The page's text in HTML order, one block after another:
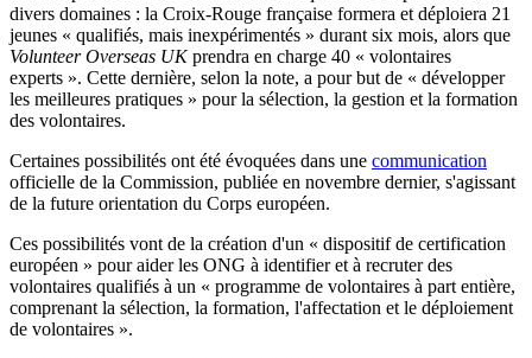
divers domaines : la Croix-Rouge française formera et déploiera 21
jeunes « qualifiés, mais inexpérimentés » durant six mois, alors que
Volunteer Overseas UKprendra en charge 40 « volontaires
experts ». Cette dernière, selon la note, a pour but de « développer
les meilleures pratiques » pour la sélection, la gestion et la formation
des volontaires.
Certaines possibilités ont été évoquées dans une communication
officielle de la Commission, publiée en novembre dernier, s'agissant
de la future orientation du Corps européen.
Ces possibilités vont de la création d'un « dispositif de certification
européen » pour aider les ONG à identifier et à recruter des
volontaires qualifiés à un « programme de volontaires à part entière,
comprenant la sélection, la formation, l'affectation et le déploiement
de volontaires ».